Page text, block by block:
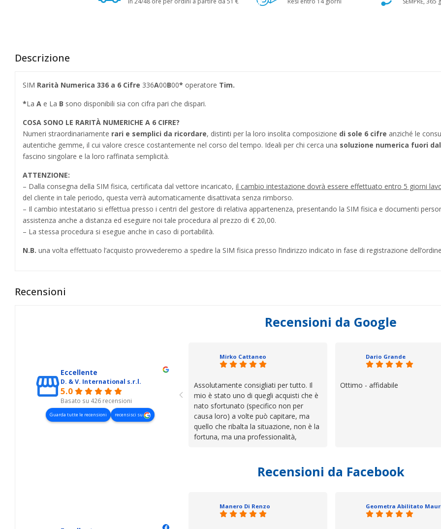
Descrizione
SIM Rarità Numerica 336 a 6 Cifre 336A00B00* operatore Tim.
*La A e La B sono disponibili sia con cifra pari che dispari.
COSA SONO LE RARITÀ NUMERICHE A 6 CIFRE?
Numeri straordinariamente rari e semplici da ricordare, distinti per la loro insolita composizione di sole 6 cifre anziché le
autentiche gemme, il cui valore cresce costantemente nel corso del tempo. Ideali per chi cerca una soluzione numerica fuori
fascino singolare e la loro raffinata semplicità.
ATTENZIONE:
– Dalla consegna della SIM fisica, certificata dal vettore incaricato, il cambio intestazione dovrà essere effettuato entro 5 giorni
del cliente in tale periodo, questa verrà automaticamente disattivata senza rimborso.
– Il cambio intestatario si effettua presso i centri del gestore di relativa appartenenza, presentando la SIM fisica e documenti
assistenza anche a distanza ed eseguire noi tale procedura al prezzo di € 20,00.
– La stessa procedura si esegue anche in caso di portabilità.
N.B. una volta effettuato l’acquisto provvederemo a spedire la SIM fisica presso l’indirizzo indicato in fase di registrazione
Recensioni
Recensioni da Google
Eccellente
D. & V. International s.r.l.
5.0
Basato su 426 recensioni
Guarda tutte le recensioni recensisci su
Mirko Cattaneo
Assolutamente consigliati per tutto. Il
mio è stato uno di quegli acquisti che è
nato sfortunato (specifico non per
causa loro) a volte può capitare, ma
quello che ribalta la situazione, non è la
fortuna, ma una professionalità,
cose. Be', io qui è proprio quello che ho
trovato, un atteggiamento che va oltre
se avete bisogno siete in ottime mani.
Dario Grande
Ottimo - affidabile
Recensioni da Facebook
Manero Di Renzo